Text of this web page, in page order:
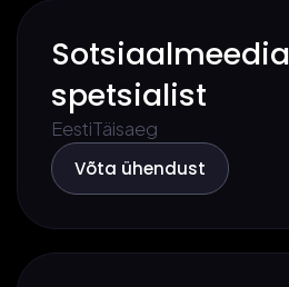
Sotsiaalmeedia
spetsialist
EestiTäisaeg
Võta ühendust